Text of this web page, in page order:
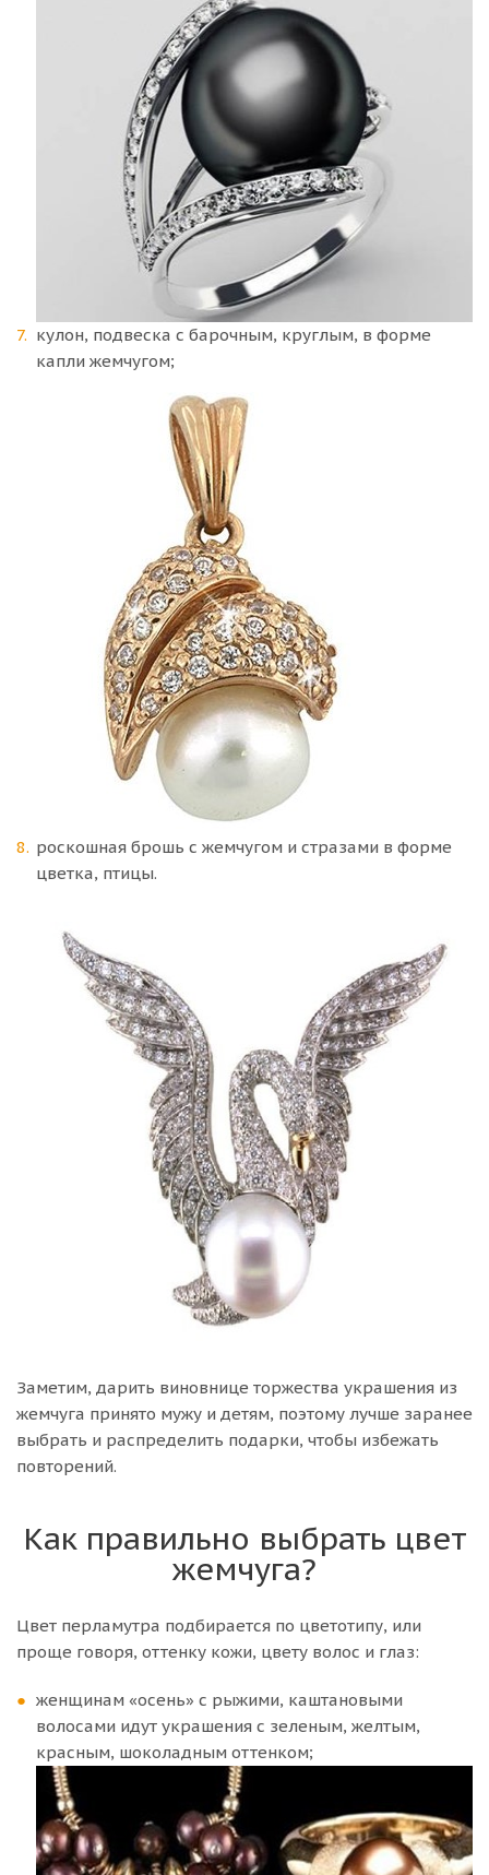
кулон, подвеска с барочным, круглым, в форме
капли жемчугом;
роскошная брошь с жемчугом и стразами в форме
цветка, птицы.
Заметим, дарить виновнице торжества украшения из
жемчуга принято мужу и детям, поэтому лучше заранее
выбрать и распределить подарки, чтобы избежать
повторений.
Как правильно выбрать цвет
жемчуга?
Цвет перламутра подбирается по цветотипу, или
проще говоря, оттенку кожи, цвету волос и глаз:
женщинам «осень» с рыжими, каштановыми
волосами идут украшения с зеленым, желтым,
красным, шоколадным оттенком;